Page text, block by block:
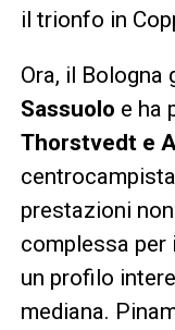
il trionfo in
Ora, il Bologna
Sassuolo e ha
Thorstvedt e
prestazioni
complessa per
un profilo
mediana.